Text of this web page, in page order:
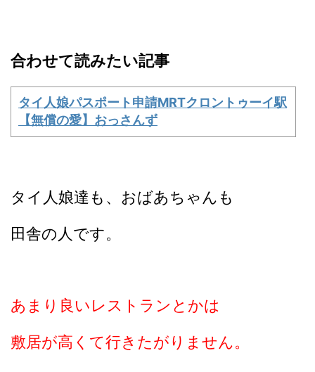
合わせて読みたい記事
タイ人娘パスポート申請MRTクロントゥーイ駅
【無償の愛】おっさんず
タイ人娘達も、おばあちゃんも
田舎の人です。
あまり良いレストランとかは
敷居が高くて行きたがりません。